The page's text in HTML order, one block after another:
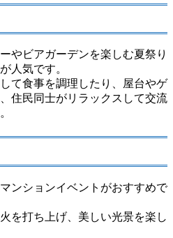
やビアガーデンを楽しむ夏祭り
人気です。
て食事を調理したり、屋台やゲ
住民同士がリラックスして交流
ンションイベントがおすすめで
を打ち上げ、美しい光景を楽し